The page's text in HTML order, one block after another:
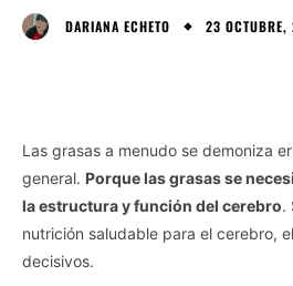
DARIANA ECHETO 23
Las grasas a menudo se demoniza
general. Porque las grasas se
la estructura y función del cerebro.
nutrición saludable para el cerebro,
decisivos.